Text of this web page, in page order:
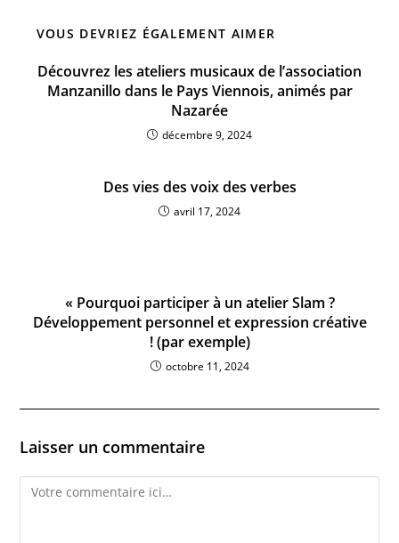
VOUS DEVRIEZ ÉGALEMENT AIMER
Découvrez les ateliers musicaux de l’association
Manzanillo dans le Pays Viennois, animés par
Nazarée
décembre 9, 2024
Des vies des voix des verbes
avril 17, 2024
« Pourquoi participer à un atelier Slam ?
Développement personnel et expression créative
! (par exemple)
octobre 11, 2024
Laisser un commentaire
Comment